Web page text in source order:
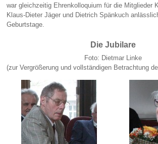
war gleichzeitig Ehrenkolloquium für die Mitglieder
Klaus-Dieter Jäger und Dietrich Spänkuch
Geburtstage.
Die Jubilare
Foto: Dietmar Linke
(zur Vergrößerung und vollständigen Betrachtung